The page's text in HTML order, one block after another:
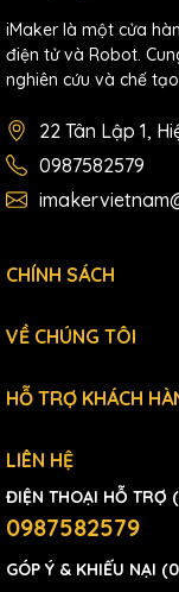
iMaker là một cửa
điện tử và Robot.
nghiên cứu và chế
22 Tân Lập 1,
0987582579
CHÍNH SÁCH
VỀ CHÚNG TÔI
HỖ TRỢ KHÁCH
LIÊN HỆ
ĐIỆN THOẠI HỖ
0987582579
GÓP Ý & KHIẾU NẠI